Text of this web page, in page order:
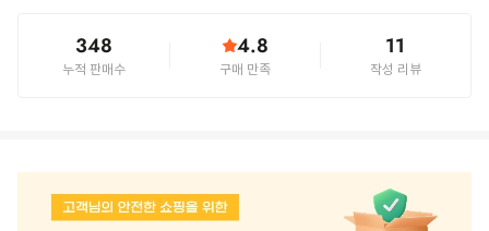
348
누적 판매수
4.8
구매 만족
11
작성 리뷰